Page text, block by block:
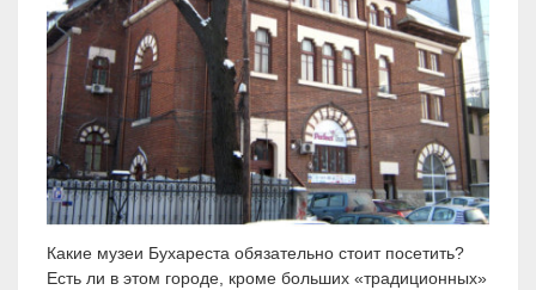
Какие музеи Бухареста обязательно стоит посетить?
Есть ли в этом городе, кроме больших «традиционных»